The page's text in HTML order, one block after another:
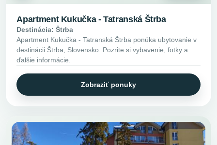
Apartment Kukučka - Tatranská Štrba
Destinácia: Štrba
Apartment Kukučka - Tatranská Štrba ponúka ubytovanie v
destinácii Štrba, Slovensko. Pozrite si vybavenie, fotky a
ďalšie informácie.
Zobraziť ponuky